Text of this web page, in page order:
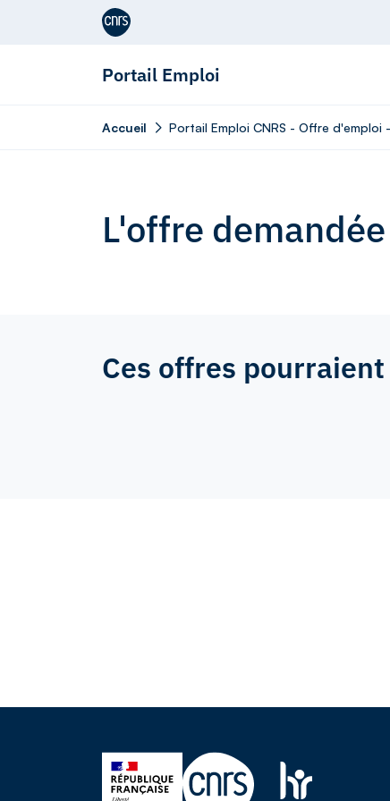
Aller au contenu
Portail Emploi
Accueil Portail Emploi CNRS - Offre
L'offre
Ces offres